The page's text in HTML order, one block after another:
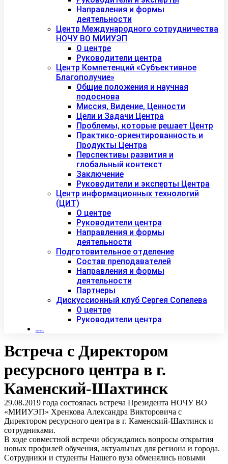
Направления и формы
деятельности
Центр Международного сотрудничества
НОЧУ ВО МИИУЭП
О центре
Руководители центра
Центр Компетенций «Субъективное
Благополучие»
Общие положения и научная
подоснова
Миссия, Видение, Ценности
Цели и Задачи Центра
Проблемы, которые решает Центр
Практико-ориентированность и
Продукты Центра
Перспективы развития и
глобальный контекст
Заключение
Руководители и эксперты Центра
Центр информационных технологий
(ЦИТ)
О центре
Руководители центра
Направления и формы
деятельности
Подготовительное отделение
Состав преподавателей
Направления и формы
деятельности
Партнеры
Дискуссионный клуб Сергея Сопелева
О центре
Руководители центра
Контакты
Встреча с Директором
ресурсного центра в г.
Каменский-Шахтинск
29.08.2019 года состоялась встреча Президента НОЧУ ВО
«МИИУЭП» Хренкова Александра Викторовича с
Директором ресурсного центра в г. Каменский-Шахтинск и
сотрудниками.
В ходе совместной встречи обсуждались вопросы открытия
новых профилей обучения, актуальных для региона и города.
Сотрудники и студенты Нашего вуза обменялись новыми